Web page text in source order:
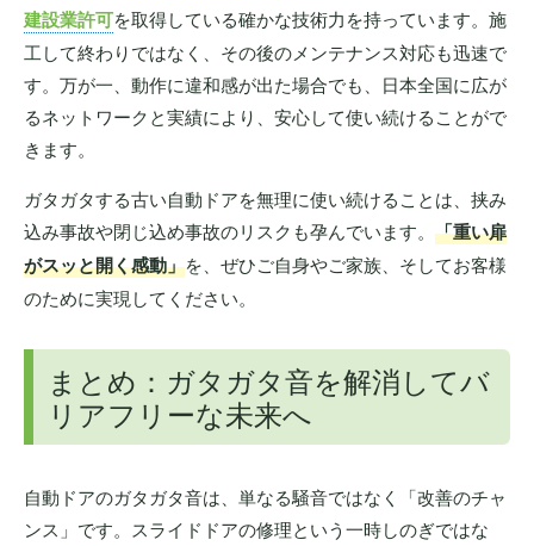
建設業許可を取得している確かな技術力を持っています。施
工して終わりではなく、その後のメンテナンス対応も迅速で
す。万が一、動作に違和感が出た場合でも、日本全国に広が
るネットワークと実績により、安心して使い続けることがで
きます。
ガタガタする古い自動ドアを無理に使い続けることは、挟み
込み事故や閉じ込め事故のリスクも孕んでいます。 「重い扉
がスッと開く感動」を、ぜひご自身やご家族、そしてお客様
のために実現してください。
まとめ：ガタガタ音を解消してバ
リアフリーな未来へ
自動ドアのガタガタ音は、単なる騒音ではなく「改善のチャ
ンス」です。スライドドアの修理という一時しのぎではな